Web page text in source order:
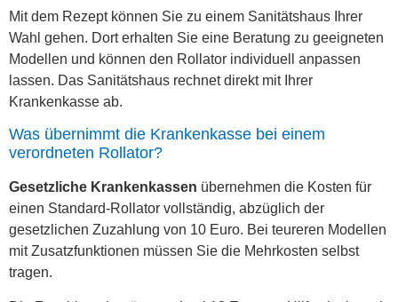
Mit dem Rezept können Sie zu einem Sanitätshaus Ihrer
Wahl gehen. Dort erhalten Sie eine Beratung zu geeigneten
Modellen und können den Rollator individuell anpassen
lassen. Das Sanitätshaus rechnet direkt mit Ihrer
Krankenkasse ab.
Was übernimmt die Krankenkasse bei einem
verordneten Rollator?
Gesetzliche Krankenkassen übernehmen die Kosten für
einen Standard-Rollator vollständig, abzüglich der
gesetzlichen Zuzahlung von 10 Euro. Bei teureren Modellen
mit Zusatzfunktionen müssen Sie die Mehrkosten selbst
tragen.